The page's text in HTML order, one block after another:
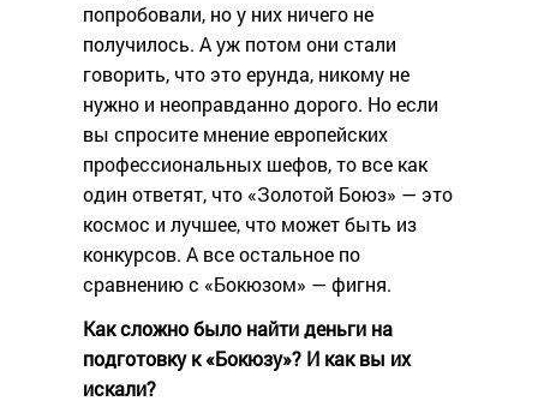
попробовали, но у них ничего не
получилось. А уж потом они стали
говорить, что это ерунда, никому не
нужно и неоправданно дорого. Но если
вы спросите мнение европейских
профессиональных шефов, то все как
один ответят, что «Золотой Боюз» — это
космос и лучшее, что может быть из
конкурсов. А все остальное по
сравнению с «Бокюзом» — фигня.
Как сложно было найти деньги на
подготовку к «Бокюзу»? И как вы их
искали?